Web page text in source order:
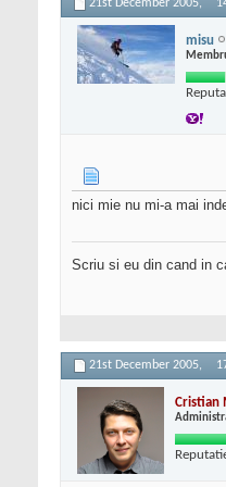
21st December 2005,
misu
nici mie nu mi-a mai
Scriu si eu din cand in
21st December 2005,
Cristian